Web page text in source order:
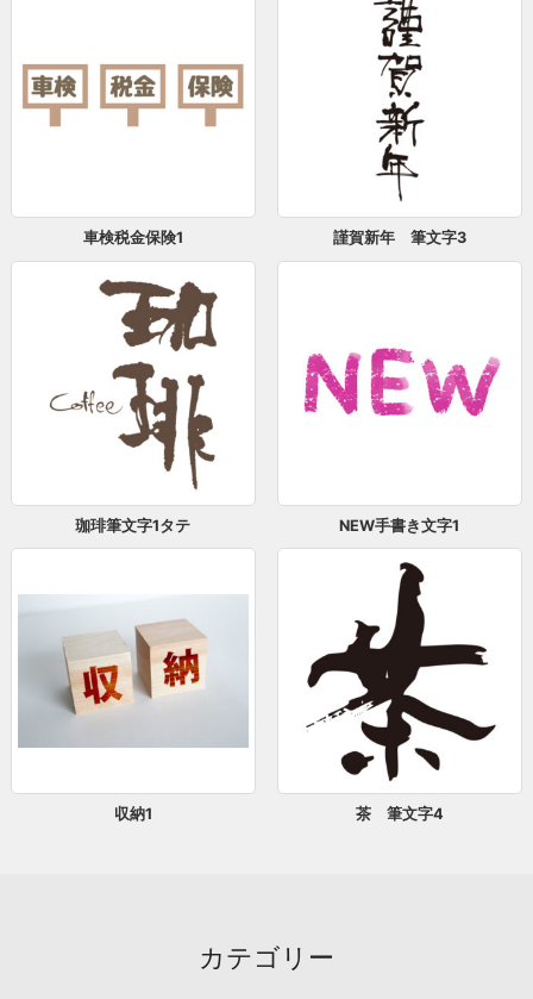
車検税金保険1 謹賀新年 筆文字3
珈琲筆文字1タテ NEW手書き文字1
収納1 茶 筆文字4
カテゴリー